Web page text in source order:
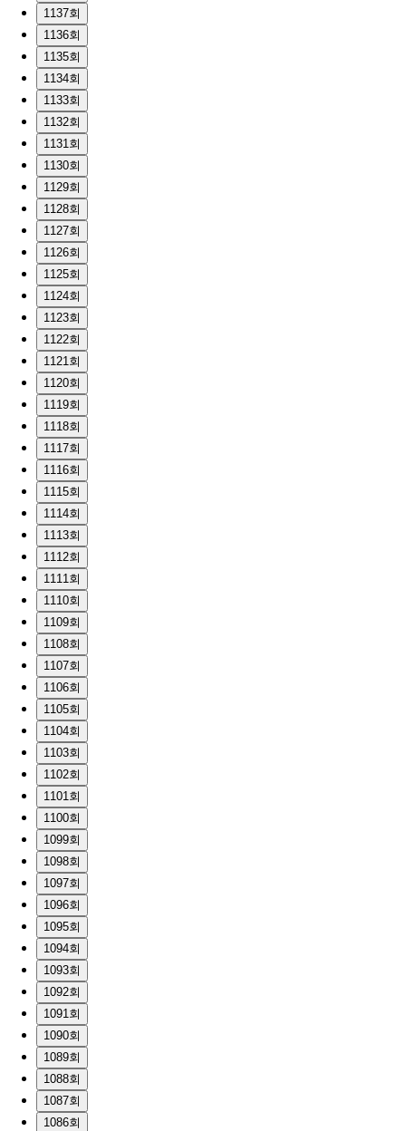
1137회
1136회
1135회
1134회
1133회
1132회
1131회
1130회
1129회
1128회
1127회
1126회
1125회
1124회
1123회
1122회
1121회
1120회
1119회
1118회
1117회
1116회
1115회
1114회
1113회
1112회
1111회
1110회
1109회
1108회
1107회
1106회
1105회
1104회
1103회
1102회
1101회
1100회
1099회
1098회
1097회
1096회
1095회
1094회
1093회
1092회
1091회
1090회
1089회
1088회
1087회
1086회